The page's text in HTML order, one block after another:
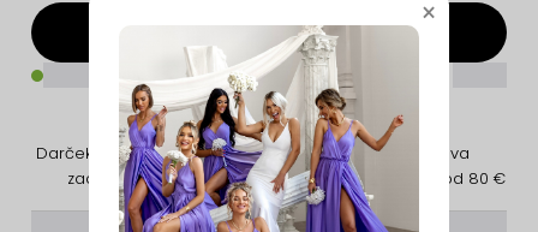
Pridať do košíka
Darček na nákup
zadarmo
Jednoduché
vrátenie
Doprava
zadarmo od 80 €
×